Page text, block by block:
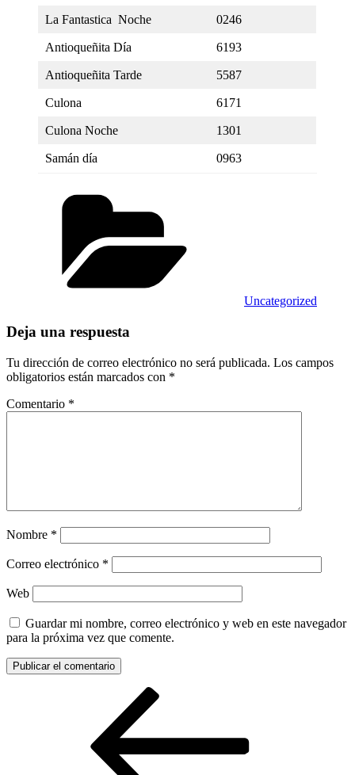
La Fantastica Noche 0246
Antioqueñita Día 6193
Antioqueñita Tarde 5587
Culona 6171
Culona Noche 1301
Samán día 0963
Uncategorized
Deja una respuesta
Tu dirección de correo electrónico no será publicada. Los campos
obligatorios están marcados con *
Comentario *
Nombre *
Correo electrónico *
Web
Guardar mi nombre, correo electrónico y web en este navegador
para la próxima vez que comente.